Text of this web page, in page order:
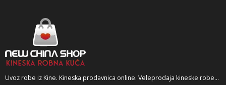
Uvoz robe iz Kine. Kineska prodavnica online. Veleprodaja kineske robe...